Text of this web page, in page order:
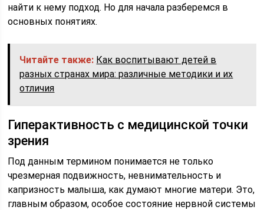
найти к нему подход. Но для начала разберемся в
основных понятиях.
Читайте также: Как воспитывают детей в
разных странах мира: различные методики и их
отличия
Гиперактивность с медицинской точки
зрения
Под данным термином понимается не только
чрезмерная подвижность, невнимательность и
капризность малыша, как думают многие матери. Это,
главным образом, особое состояние нервной системы